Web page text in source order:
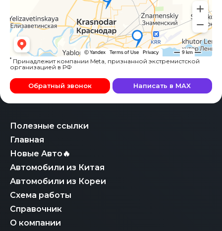
Полезные ссылки
Главная
Новые Авто🔥
Автомобили из Китая
Автомобили из Кореи
Схема работы
Справочник
О компании
* Принадлежит компании Meta, признанной экстремистской
организацией в РФ
Обратный звонок Написать в MAX